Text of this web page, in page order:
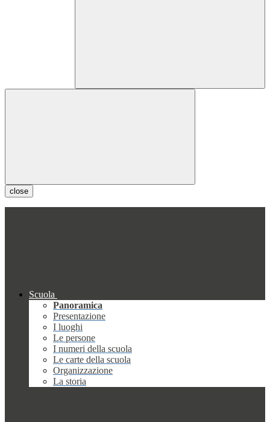
close
Scuola
Panoramica
Presentazione
I luoghi
Le persone
I numeri della scuola
Le carte della scuola
Organizzazione
La storia